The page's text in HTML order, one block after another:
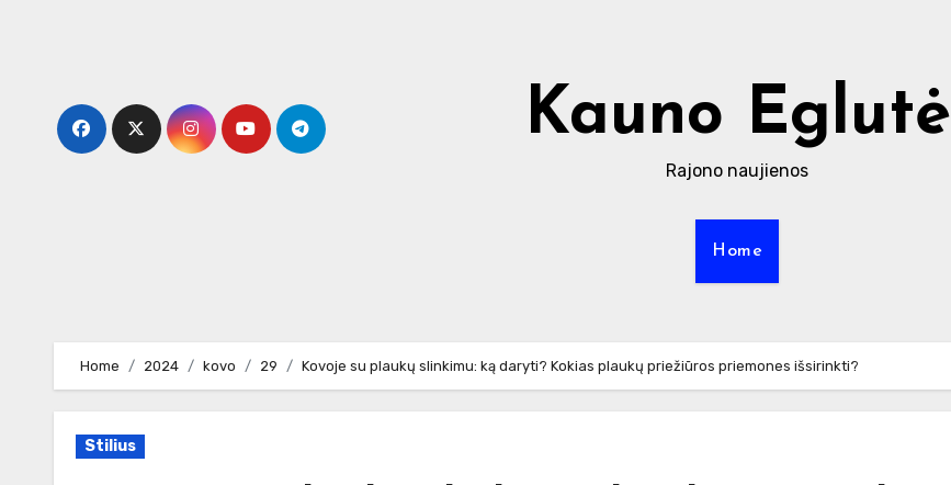
Kauno Eglutė
Rajono naujienos
Home
Home 2024 kovo 29 Kovoje su plaukų slinkimu: ką daryti? Kokias plaukų priežiūros priemones išsirinkti?
Stilius